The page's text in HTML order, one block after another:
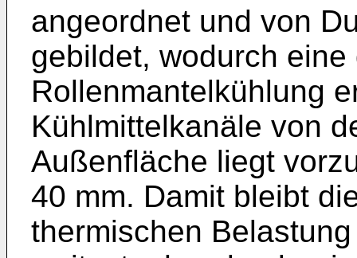
angeordnet und von
gebildet, wodurch
Rollenmantelkühlung
Kühlmittelkanäle von
Außenfläche liegt
40 mm. Damit bleibt
thermischen